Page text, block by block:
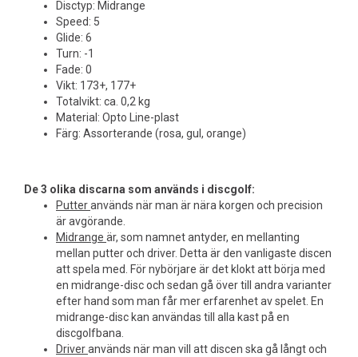
Disctyp: Midrange
Speed: 5
Glide: 6
Turn: -1
Fade: 0
Vikt: 173+, 177+
Totalvikt: ca. 0,2 kg
Material: Opto Line-plast
Färg: Assorterande (rosa, gul, orange)
De 3 olika discarna som används i discgolf:
Putteranvänds när man är nära korgen och precision
är avgörande.
Midrange är, som namnet antyder, en mellanting
mellan putter och driver. Detta är den vanligaste discen
att spela med. För nybörjare är det klokt att börja med
en midrange-disc och sedan gå över till andra varianter
efter hand som man får mer erfarenhet av spelet. En
midrange-disc kan användas till alla kast på en
discgolfbana.
Driveranvänds när man vill att discen ska gå långt och